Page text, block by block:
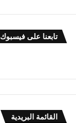
تابعنا على فيسبوك
القائمة البريدية